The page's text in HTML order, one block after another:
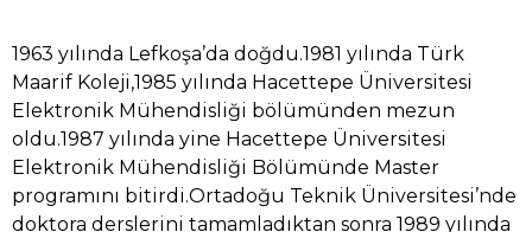
1963 yılında Lefkoşa’da doğdu.1981 yılında Türk
Maarif Koleji,1985 yılında Hacettepe Üniversitesi
Elektronik Mühendisliği bölümünden mezun
oldu.1987 yılında yine Hacettepe Üniversitesi
Elektronik Mühendisliği Bölümünde Master
programını bitirdi.Ortadoğu Teknik Üniversitesi’nde
doktora derslerini tamamladıktan sonra 1989 yılında